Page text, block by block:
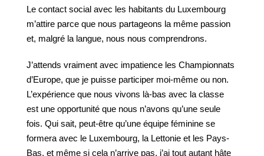
Le contact social avec les habitants du Luxembourg
m’attire parce que nous partageons la même passion
et, malgré la langue, nous nous comprendrons.
J’attends vraiment avec impatience les Championnats
d’Europe, que je puisse participer moi-même ou non.
L’expérience que nous vivons là-bas avec la classe
est une opportunité que nous n’avons qu’une seule
fois. Qui sait, peut-être qu’une équipe féminine se
formera avec le Luxembourg, la Lettonie et les Pays-
Bas, et même si cela n’arrive pas, j’ai tout autant hâte